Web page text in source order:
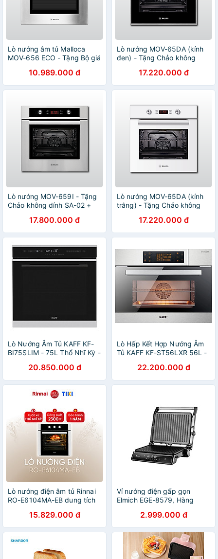
Lò nướng âm tủ Malloca
MOV-656 ECO - Tặng Bộ giá
cụ xay tiêu MMPM-657A -
Hàng chính hãng
10.989.000 đ
Lò nướng MOV-65DA (kính
đen) - Tặng Chảo không
dĩa MDD-14028 - Hàng
chính hãng
17.220.000 đ
Lò nướng MOV-659I - Tặng
Chảo không dính SA-02 +
14028 - Hàng chính hãng
17.800.000 đ
Lò nướng MOV-65DA (kính
trắng) - Tặng Chảo không
dĩa MDD-14028 - Hàng
chính hãng
17.220.000 đ
Lò Nướng Âm Tủ KAFF KF-
BI75SLIM - 75L Thổ Nhĩ Kỳ -
20.850.000 đ
Lò Hấp Kết Hợp Nướng Âm
Tủ KAFF KF-ST56LXR 56L -
22.200.000 đ
Lò nướng điện âm tủ Rinnai
RO-E6104MA-EB dung tích
15.829.000 đ
Vỉ nướng điện gấp gọn
Elmich EGE-8579, Hàng
phủ chống dính, điều chỉnh
nhiệt độ - JoyMall
2.999.000 đ